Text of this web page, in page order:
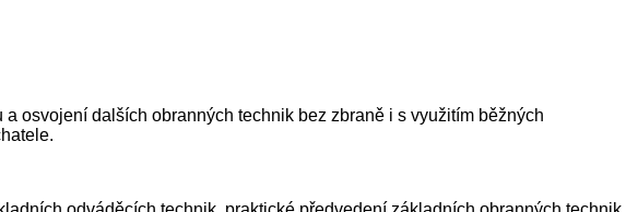
osvojení dalších obranných technik bez zbraně i s využitím běžných